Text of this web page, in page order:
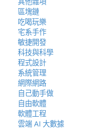
區塊鏈
吃喝玩樂
宅系手作
敏捷開發
科技與科學
程式設計
系統管理
網際網路
自己動手做
自由軟體
軟體工程
雲端 AI 大數據